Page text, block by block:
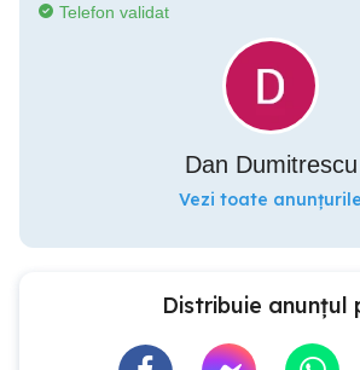
Telefon validat
Dan Dumitrescu
Vezi toate anunțurile
Distribuie anunțul